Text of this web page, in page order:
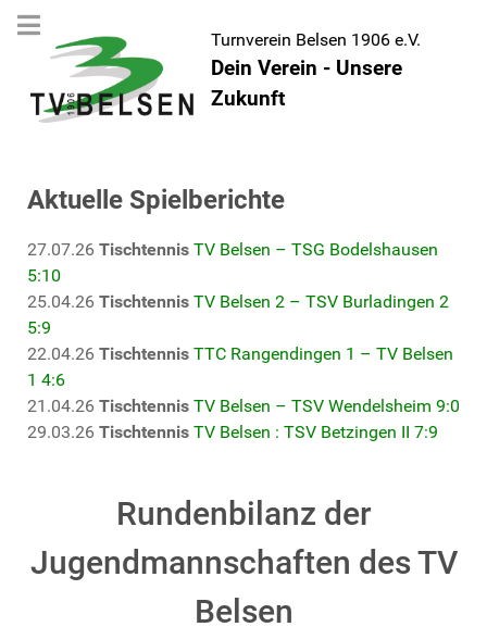
Turnverein Belsen 1906 e.V.
Dein Verein - Unsere
Zukunft
Aktuelle Spielberichte
27.07.26 Tischtennis TV Belsen – TSG Bodelshausen
5:10
25.04.26 Tischtennis TV Belsen 2 – TSV Burladingen 2
5:9
22.04.26 Tischtennis TTC Rangendingen 1 – TV Belsen
1 4:6
21.04.26 Tischtennis TV Belsen – TSV Wendelsheim 9:0
29.03.26 Tischtennis TV Belsen : TSV Betzingen II 7:9
Rundenbilanz der
Jugendmannschaften des TV
Belsen